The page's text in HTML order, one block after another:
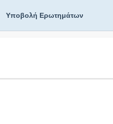
Υποβολή Ερωτημάτων